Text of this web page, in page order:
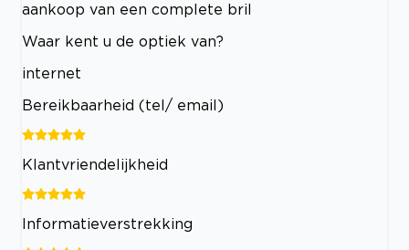
aankoop van een complete bril
Waar kent u de optiek van?
internet
Bereikbaarheid (tel/ email)
Klantvriendelijkheid
Informatieverstrekking